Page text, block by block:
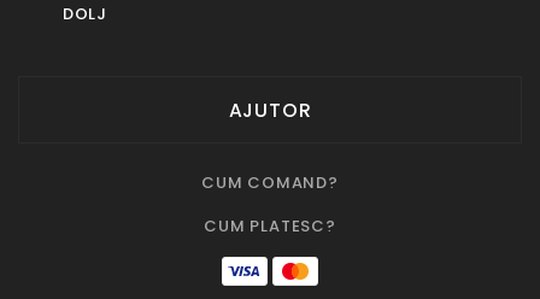
DOLJ
AJUTOR
CUM COMAND?
CUM PLATESC?